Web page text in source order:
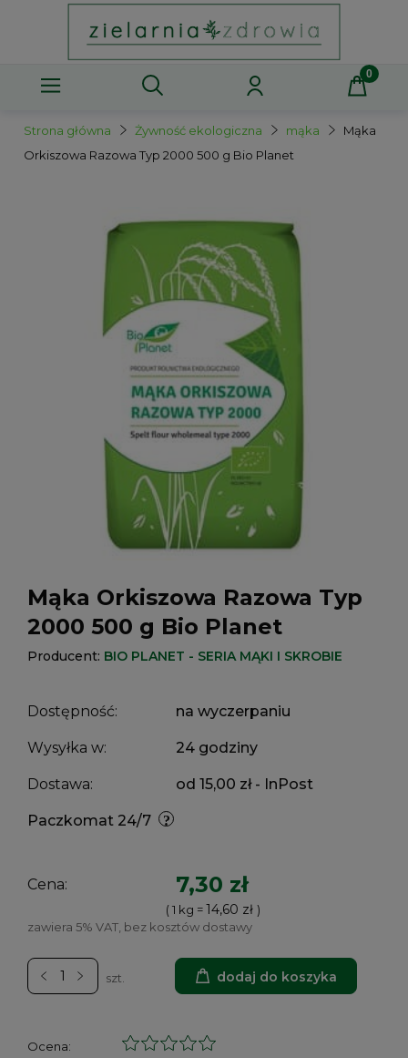
Strona główna Żywność ekologiczna mąka
Mąka
Orkiszowa Razowa Typ 2000 500 g Bio Planet
Mąka Orkiszowa Razowa Typ
2000 500 g Bio Planet
Producent: BIO PLANET - SERIA MĄKI I SKROBIE
Dostępność: na wyczerpaniu
Wysyłka w: 24 godziny
Dostawa: od 15,00 zł - InPost
Paczkomat 24/7
Cena: 7,30 zł
( 1 kg =14,60 zł )
zawiera 5% VAT, bez kosztów dostawy
szt. dodaj do koszyka
Ocena: